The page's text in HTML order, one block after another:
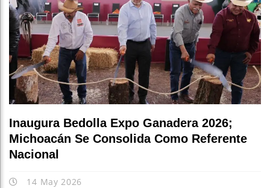
Inaugura Bedolla Expo Ganadera 2026;
Michoacán Se Consolida Como Referente
Nacional
14 May 2026